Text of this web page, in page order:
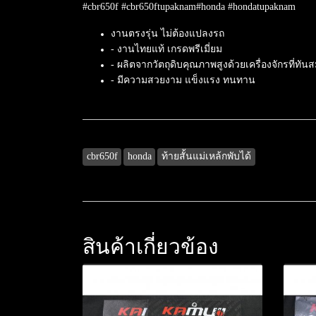
#cbr650f #cbr650ftupaknam#honda #hondatupaknam
งานตรงรุ่น ไม่ต้องแปลงรถ
- งานไทยแท้ เกรดพรีเมี่ยม
- ผลิตจากวัตถุดิบคุณภาพสูงด้วยเครื่องจักรที่ทัน
- มีความสวยงาม แข็งแรง ทนทาน
cbr650f honda ท้ายสั้นแม่เหล้กพับได้
สินค้าเกี่ยวข้อง